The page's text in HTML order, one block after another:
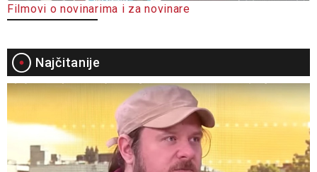
Filmovi o novinarima i za novinare
Najčitanije